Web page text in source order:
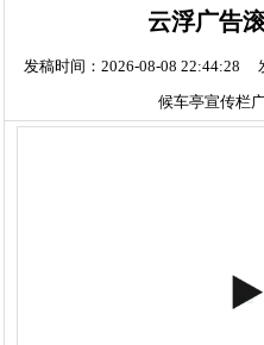
云浮广告
发稿时间：2026-08-08 22:44:28
候车亭宣传栏